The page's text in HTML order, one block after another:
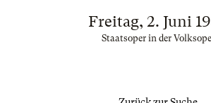
Freitag, 2. Juni
Staatsoper in der